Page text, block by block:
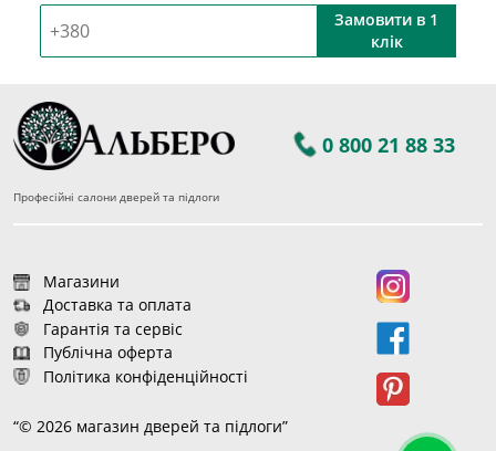
Замовити в 1
клік
0 800 21 88 33
Професійні салони дверей та підлоги
Магазини
Доставка та оплата
Гарантія та сервіс
Публічна оферта
Політика конфіденційності
“© 2026 магазин дверей та підлоги”